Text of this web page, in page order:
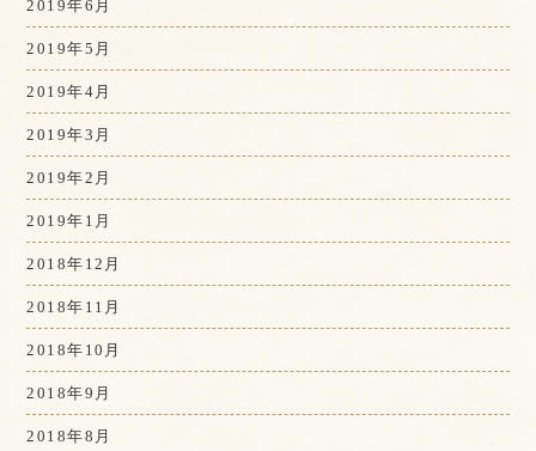
2019年6月
2019年5月
2019年4月
2019年3月
2019年2月
2019年1月
2018年12月
2018年11月
2018年10月
2018年9月
2018年8月